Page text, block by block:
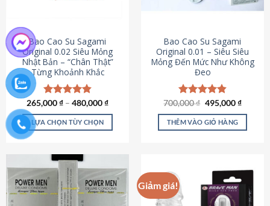
Bao Cao Su Sagami
Original 0.02 Siêu Mỏng
Nhật Bản – “Chân Thật”
Từng Khoảnh Khắc
Được xếp
hạng4.87
5 sao
265,000₫ – 480,000₫
LỰA CHỌN TÙY CHỌN
này
có
nhiều
biến
Bao Cao Su Sagami
Original 0.01 – Siêu Siêu
Mỏng Đến Mức Như Không
Đeo
Được xếp
hạng4.83
5 sao
700,000₫ Giá
là:
700,000 ₫.
495,000₫Giá
tại
THÊM VÀO GIỎ HÀNG
Giảm giá!